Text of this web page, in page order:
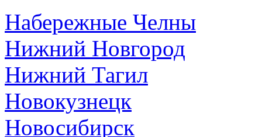
Набережные Челны
Нижний Новгород
Нижний Тагил
Новокузнецк
Новосибирск